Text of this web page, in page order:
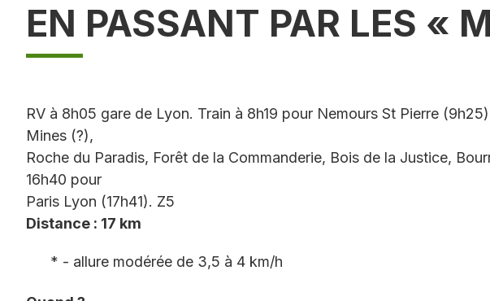
EN PASSANT PAR LES «
RV à 8h05 gare de Lyon. Train à 8h19 pour Nemours St Pierre
Mines (?),
Roche du Paradis, Forêt de la Commanderie, Bois de la Justice,
16h40 pour
Paris Lyon (17h41). Z5
Distance : 17 km
* - allure modérée de 3,5 à 4 km/h